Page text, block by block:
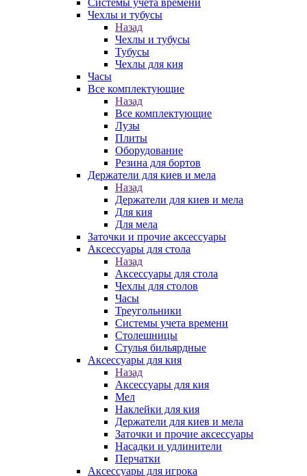
Системы учета времени
Чехлы и тубусы
Назад
Чехлы и тубусы
Тубусы
Чехлы для кия
Часы
Все комплектующие
Назад
Все комплектующие
Лузы
Плиты
Оборудование
Резина для бортов
Держатели для киев и мела
Назад
Держатели для киев и мела
Для кия
Для мела
Заточки и прочие аксессуары
Аксессуары для стола
Назад
Аксессуары для стола
Чехлы для столов
Часы
Треугольники
Системы учета времени
Столешницы
Стулья бильярдные
Аксессуары для кия
Назад
Аксессуары для кия
Мел
Наклейки для кия
Держатели для киев и мела
Заточки и прочие аксессуары
Насадки и удлинители
Перчатки
Аксессуары для игрока